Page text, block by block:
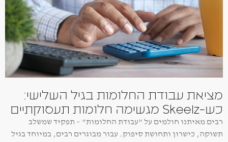
מציאת עבודת החלומות בגיל השלישי:
כש-Skeelz מגשימה חלומות תעסוקתיים
רבים מאיתנו חולמים על "עבודת החלומות" – תפקיד שמשלב
תשוקה, כישרון ותחושת סיפוק. עבור מבוגרים רבים, במיוחד בגיל